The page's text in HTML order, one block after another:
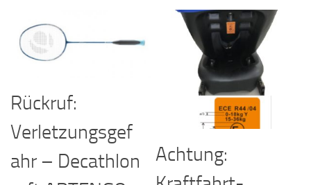
Rückruf:
Verletzungsgef
ahr – Decathlon
Achtung: